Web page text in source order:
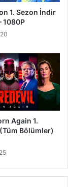
1. Sezon İndir
1080P
Again 1.
Bölümler)